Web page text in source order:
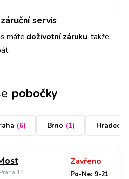
servis
máte doživotní záruku, takže
pobočky
(6) Brno (1) Hradec
14
Zavřeno
Po-Ne: 9-21